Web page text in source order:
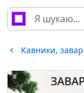
Кавники,